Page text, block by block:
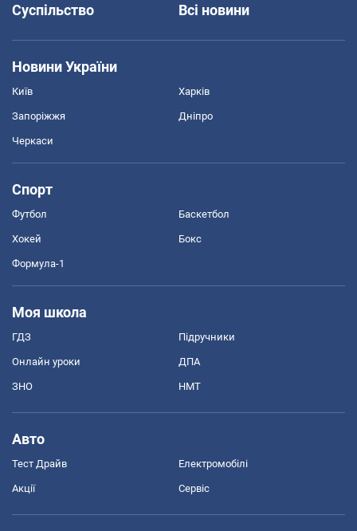
Суспільство
Всі новини
Новини України
Київ Харків
Запоріжжя Дніпро
Черкаси
Спорт
Футбол Баскетбол
Хокей Бокс
Формула-1
Моя школа
ГДЗ Підручники
Онлайн уроки ДПА
ЗНО НМТ
Авто
Тест Драйв Електромобілі
Акції Сервіс